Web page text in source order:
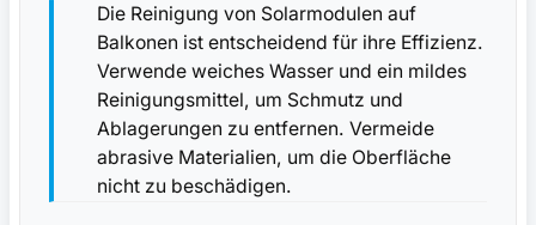
Die Reinigung von Solarmodulen auf
Balkonen ist entscheidend für ihre Effizienz.
Verwende weiches Wasser und ein mildes
Reinigungsmittel, um Schmutz und
Ablagerungen zu entfernen. Vermeide
abrasive Materialien, um die Oberfläche
nicht zu beschädigen.